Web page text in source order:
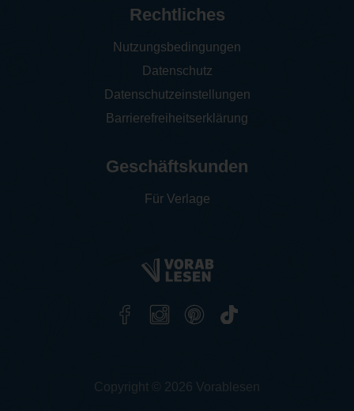
Rechtliches
Nutzungsbedingungen
Datenschutz
Datenschutzeinstellungen
Barrierefreiheitserklärung
Geschäftskunden
Für Verlage
Copyright © 2026 Vorablesen